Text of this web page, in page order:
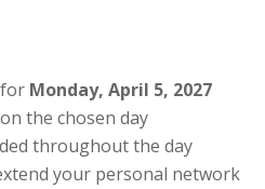
Monday, April 5, 2027
the chosen day
throughout the day
your personal network